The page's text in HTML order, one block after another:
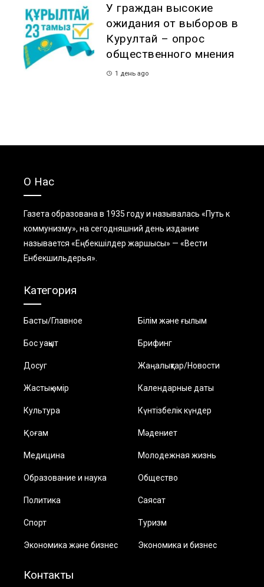
У граждан высокие
ожидания от выборов в
Курултай – опрос
общественного мнения
1 день ago
О Нас
Газета образована в 1935 году и называлась «Путь к
коммунизму», на сегодняшний день издание
называется «Еңбекшiлдер жаршысы» — «Вести
Енбекшильдерья».
Категория
Басты/Главное Білім және ғылым
Бос уақыт Брифинг
Досуг Жаңалықтар/Новости
Жастық өмір Календарные даты
Культура Күнтізбелік күндер
Қоғам Мәдениет
Медицина Молодежная жизнь
Образование и наука Общество
Политика Саясат
Спорт Туризм
Экономика және бизнес Экономика и бизнес
Контакты